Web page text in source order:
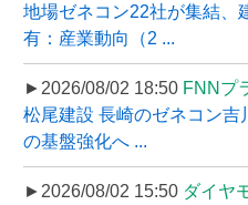
地場ゼネコン22社が集結、
有：産業動向（2 ...
►2026/08/02 18:50 FNNプ
松尾建設 長崎のゼネコン吉
の基盤強化へ ...
►2026/08/02 15:50 ダイヤ